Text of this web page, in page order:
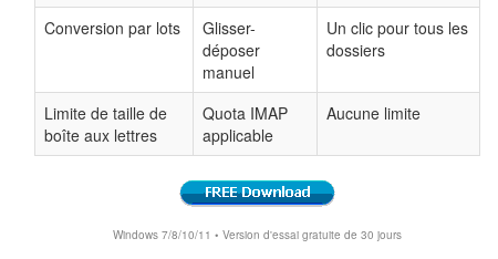
Conversion par lots
Glisser-
déposer
manuel
Un clic pour tous les
dossiers
Limite de taille de
boîte aux lettres
Quota IMAP
applicable
Aucune limite
Windows 7/8/10/11 • Version d'essai gratuite de 30 jours